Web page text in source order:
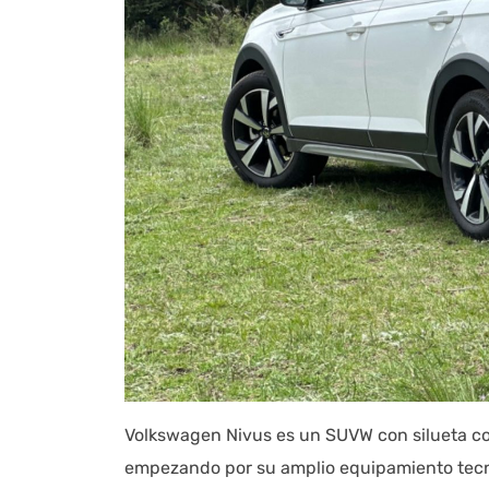
Volkswagen Nivus es un SUVW con silueta
empezando por su amplio equipamiento